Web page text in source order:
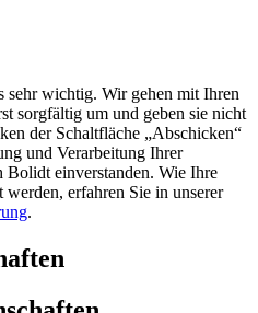
sehr wichtig. Wir gehen mit Ihren
sorgfältig um und geben sie nicht
der Schaltfläche „Abschicken“
und Verarbeitung Ihrer
Bolidt einverstanden. Wie Ihre
werden, erfahren Sie in unserer
.